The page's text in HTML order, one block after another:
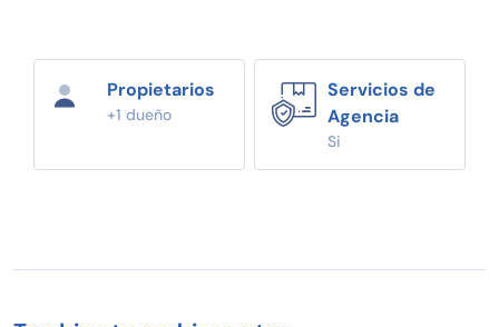
Propietarios
+1 dueño
Servicios de
Agencia
Si